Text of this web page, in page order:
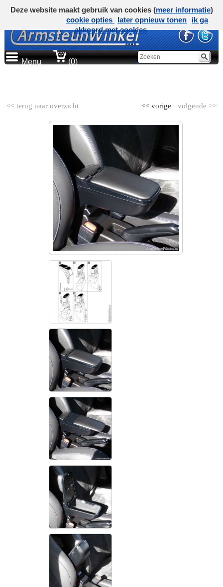
Menu (0)
<< terug naar overzicht volgende >>
<< vorige
Deze website maakt gebruik van cookies (meer informatie)
cookie opties
later opnieuw tonen
ik ga
akkoord met cookies